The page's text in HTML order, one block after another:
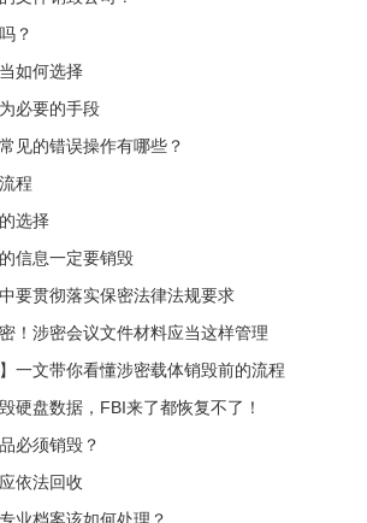
？
如何选择
必要的手段
见的错误操作有哪些？
程
选择
信息一定要销毁
要贯彻落实保密法律法规要求
！涉密会议文件材料应当这样管理
一文带你看懂涉密载体销毁前的流程
硬盘数据，FBI来了都恢复不了！
必须销毁？
依法回收